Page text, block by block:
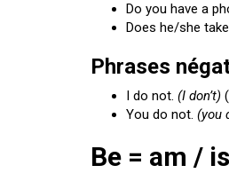
Do you have a
Does he/she
Phrases
I do not. (I don’t) (
You do not. (you
Be = am /